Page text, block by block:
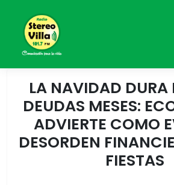
LA NAVIDAD DURA
DEUDAS MESES:
ADVIERTE COMO
DESORDEN
FIESTAS